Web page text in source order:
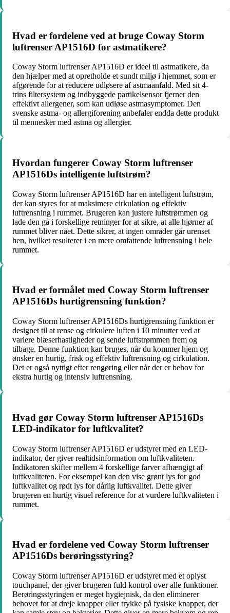
Hvad er fordelene ved at bruge Coway Storm
luftrenser AP1516D for astmatikere?
Coway Storm luftrenser AP1516D er ideel til astmatikere, da
den hjælper med at opretholde et sundt miljø i hjemmet, som er
afgørende for at reducere udløsere af astmaanfald. Med sit 4-
trins filtersystem og indbyggede partikelsensor fjerner den
effektivt allergener, som kan udløse astmasymptomer. Den
svenske astma- og allergiforening anbefaler endda dette produkt
til mennesker med astma og allergier.
Hvordan fungerer Coway Storm luftrenser
AP1516Ds intelligente luftstrøm?
Coway Storm luftrenser AP1516D har en intelligent luftstrøm,
der kan styres for at maksimere cirkulation og effektiv
luftrensning i rummet. Brugeren kan justere luftstrømmen og
lade den gå i forskellige retninger for at sikre, at alle hjørner af
rummet bliver nået. Dette sikrer, at ingen områder går urenset
hen, hvilket resulterer i en mere omfattende luftrensning i hele
rummet.
Hvad er formålet med Coway Storm luftrenser
AP1516Ds hurtigrensning funktion?
Coway Storm luftrenser AP1516Ds hurtigrensning funktion er
designet til at rense og cirkulere luften i 10 minutter ved at
variere blæserhastigheder og sende luftstrømmen frem og
tilbage. Denne funktion kan bruges, når du kommer hjem og
ønsker en hurtig, frisk og effektiv luftrensning og cirkulation.
Det er også nyttigt efter rengøring eller når der er behov for
ekstra hurtig og intensiv luftrensning.
Hvad gør Coway Storm luftrenser AP1516Ds
LED-indikator for luftkvalitet?
Coway Storm luftrenser AP1516D er udstyret med en LED-
indikator, der giver realtidsinformation om luftkvaliteten.
Indikatoren skifter mellem 4 forskellige farver afhængigt af
luftkvaliteten. For eksempel kan den vise grønt lys for god
luftkvalitet og rødt lys for dårlig luftkvalitet. Dette giver
brugeren en hurtig visuel reference for at vurdere luftkvaliteten i
rummet.
Hvad er fordelene ved Coway Storm luftrenser
AP1516Ds berøringsstyring?
Coway Storm luftrenser AP1516D er udstyret med et oplyst
touchpanel, der giver brugeren fuld kontrol over alle funktioner.
Berøringsstyringen er meget hygiejnisk, da den eliminerer
behovet for at dreje knapper eller trykke på fysiske knapper, der